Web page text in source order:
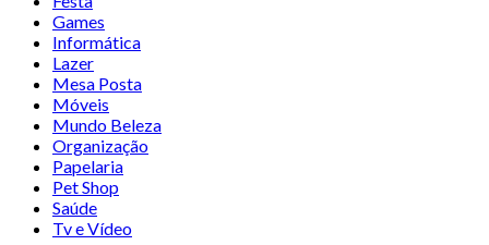
Games
Informática
Lazer
Mesa Posta
Móveis
Mundo Beleza
Organização
Papelaria
Pet Shop
Saúde
Tv e Vídeo